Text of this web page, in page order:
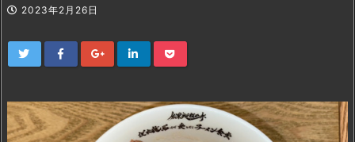
2023年2月26日